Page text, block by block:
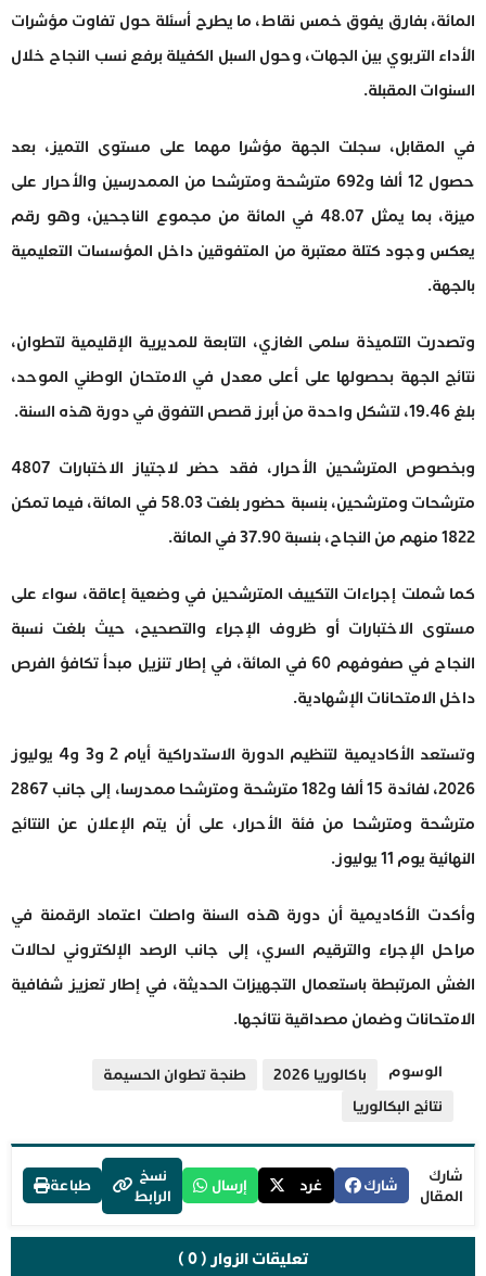
المائة، بفارق يفوق خمس نقاط، ما يطرح أسئلة حول تفاوت مؤشرات
الأداء التربوي بين الجهات، وحول السبل الكفيلة برفع نسب النجاح خلال
السنوات المقبلة.
في المقابل، سجلت الجهة مؤشرا مهما على مستوى التميز، بعد
حصول 12 ألفا و692 مترشحة ومترشحا من الممدرسين والأحرار على
ميزة، بما يمثل 48.07 في المائة من مجموع الناجحين، وهو رقم
يعكس وجود كتلة معتبرة من المتفوقين داخل المؤسسات التعليمية
بالجهة.
وتصدرت التلميذة سلمى الغازي، التابعة للمديرية الإقليمية لتطوان،
نتائج الجهة بحصولها على أعلى معدل في الامتحان الوطني الموحد،
بلغ 19.46، لتشكل واحدة من أبرز قصص التفوق في دورة هذه السنة.
وبخصوص المترشحين الأحرار، فقد حضر لاجتياز الاختبارات 4807
مترشحات ومترشحين، بنسبة حضور بلغت 58.03 في المائة، فيما تمكن
1822 منهم من النجاح، بنسبة 37.90 في المائة.
كما شملت إجراءات التكييف المترشحين في وضعية إعاقة، سواء على
مستوى الاختبارات أو ظروف الإجراء والتصحيح، حيث بلغت نسبة
النجاح في صفوفهم 60 في المائة، في إطار تنزيل مبدأ تكافؤ الفرص
داخل الامتحانات الإشهادية.
وتستعد الأكاديمية لتنظيم الدورة الاستدراكية أيام 2 و3 و4 يوليوز
2026، لفائدة 15 ألفا و182 مترشحة ومترشحا ممدرسا، إلى جانب 2867
مترشحة ومترشحا من فئة الأحرار، على أن يتم الإعلان عن النتائج
النهائية يوم 11 يوليوز.
وأكدت الأكاديمية أن دورة هذه السنة واصلت اعتماد الرقمنة في
مراحل الإجراء والترقيم السري، إلى جانب الرصد الإلكتروني لحالات
الغش المرتبطة باستعمال التجهيزات الحديثة، في إطار تعزيز شفافية
الامتحانات وضمان مصداقية نتائجها.
الوسوم باكالوريا 2026
طنجة تطوان الحسيمة
نتائج البكالوريا
شارك
المقال
شارك غرد إرسال
نسخ
الرابط
طباعة
تعليقات الزوار ( 0 )